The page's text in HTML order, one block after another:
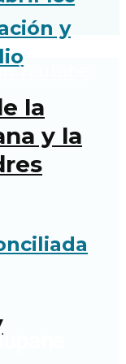
la
y la
Youtube